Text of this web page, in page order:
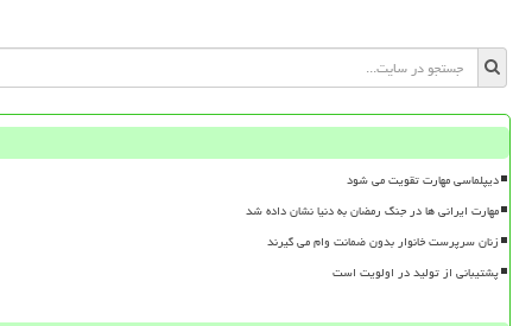
دیپلماسی مهارت تقویت می شود
مهارت ایرانی ها در جنگ رمضان به دنیا نشان داده شد
زنان سرپرست خانوار بدون ضمانت وام می گیرند
پشتیبانی از تولید در اولویت است